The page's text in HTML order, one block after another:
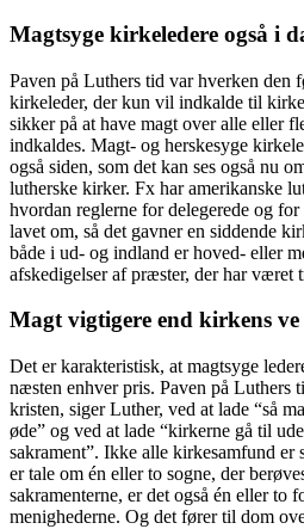
Magtsyge kirkeledere også i
Paven på Luthers tid var hverken den
kirkeleder, der kun vil indkalde til
sikker på at have magt over alle eller
indkaldes. Magt- og herskesyge
også siden, som det kan ses også nu
lutherske kirker. Fx har amerikanske
hvordan reglerne for delegerede og
lavet om, så det gavner en siddende
både i ud- og indland er hoved- eller
afskedigelser af præster, der har været
Magt vigtigere end kirkens ve
Det er karakteristisk, at magtsyge
næsten enhver pris. Paven på Luthers
kristen, siger Luther, ved at lade “så
øde” og ved at lade “kirkerne gå til
sakrament”. Ikke alle kirkesamfund er
er tale om én eller to sogne, der
sakramenterne, er det også én eller to
menighederne. Og det fører til dom